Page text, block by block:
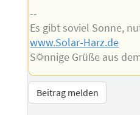
--
Es gibt soviel Sonne,
www.Solar-Harz.de
S☼nnige Grüße aus
Beitrag melden